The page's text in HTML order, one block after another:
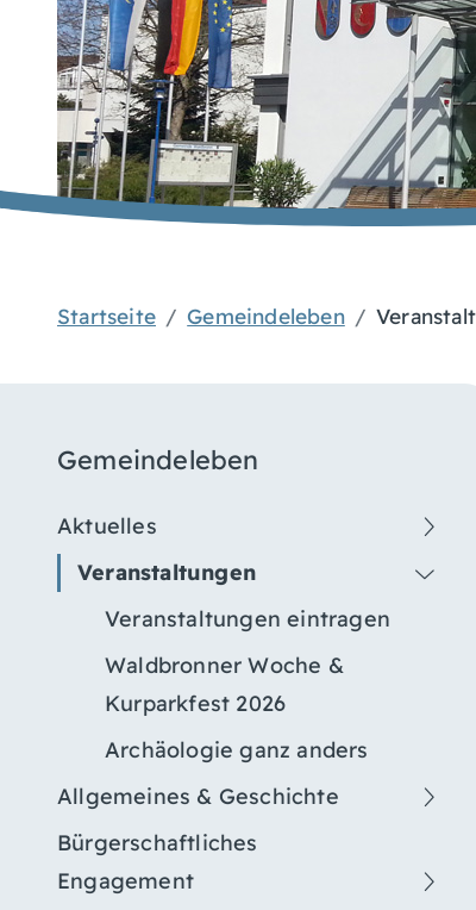
Startseite Gemeindeleben
Gemeindeleben
Aktuelles
Veranstaltungen
Veranstaltungen eintragen
Waldbronner Woche &
Kurparkfest 2026
Archäologie ganz anders
Allgemeines & Geschichte
Bürgerschaftliches
Engagement